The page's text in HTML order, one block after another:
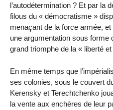
l’autodétermination ? Et par la
filous du « démocratisme »
menaçant de la force armée,
une argumentation sous forme
grand triomphe de la « liberté
En même temps que
ses colonies, sous le couvert
Kerensky et Terechtchenko
la vente aux enchères de leur